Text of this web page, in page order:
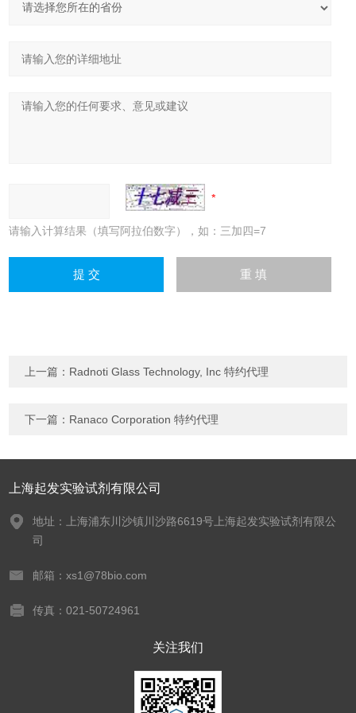
请输入计算结果（填写阿拉伯数字），如：三加四=7
上一篇： Radnoti Glass Technology, Inc 特约代理
下一篇： Ranaco Corporation 特约代理
上海起发实验试剂有限公司
地址：上海浦东川沙镇川沙路6619号上海起发实验试剂有限公
司
邮箱：xs1@78bio.com
传真：021-50724961
关注我们